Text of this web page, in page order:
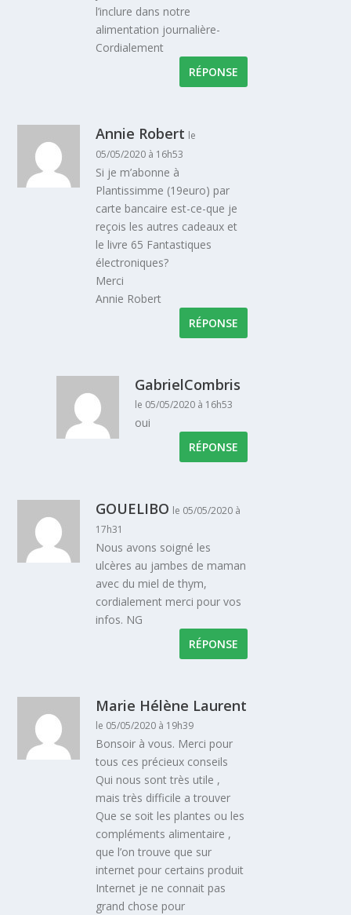
l’inclure dans notre
alimentation journalière-
Cordialement
RÉPONSE
Annie Robert le
05/05/2020 à 16h53
Si je m’abonne à
Plantissimme (19euro) par
carte bancaire est-ce-que je
reçois les autres cadeaux et
le livre 65 Fantastiques
électroniques?
Merci
Annie Robert
RÉPONSE
GabrielCombris
le 05/05/2020 à 16h53
oui
RÉPONSE
GOUELIBO le 05/05/2020 à
17h31
Nous avons soigné les
ulcères au jambes de maman
avec du miel de thym,
cordialement merci pour vos
infos. NG
RÉPONSE
Marie Hélène Laurent
le 05/05/2020 à 19h39
Bonsoir à vous. Merci pour
tous ces précieux conseils
Qui nous sont très utile ,
mais très difficile a trouver
Que se soit les plantes ou les
compléments alimentaire ,
que l’on trouve que sur
internet pour certains produit
Internet je ne connait pas
grand chose pour